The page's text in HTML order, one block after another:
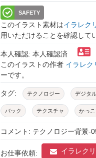
SAFETY
このイラスト素材はイラレク
用いただけることを確認して
本人確認: 本人確認済
このイラストの作者 イラレク
ーです。
タグ: テクノロジー デジタ
バック テクスチャ かっ
コメント: テクノロジー背景-
お仕事依頼: イラレク